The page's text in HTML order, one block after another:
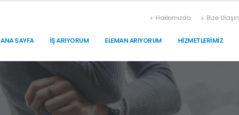
Hakkımızda Bize Ulaşın
ANA SAYFA İŞ ARIYORUM ELEMAN ARIYORUM HIZMETLERIMIZ